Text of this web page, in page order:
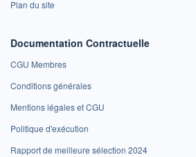
Plan du site
Documentation Contractuelle
CGU Membres
Conditions générales
Mentions légales et CGU
Politique d'exécution
Rapport de meilleure sélection 2024